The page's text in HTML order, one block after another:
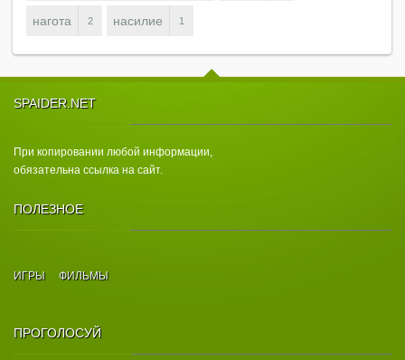
нагота 2 насилие 1
SPAIDER.NET
При копировании любой информации,
обязательна ссылка на сайт.
ПОЛЕЗНОЕ
ИГРЫ ФИЛЬМЫ
ПРОГОЛОСУЙ